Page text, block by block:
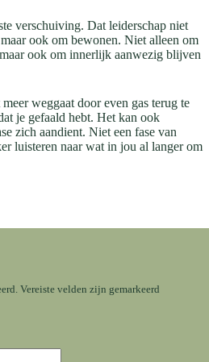
verschuiving. Dat leiderschap niet
ook om bewonen. Niet alleen om
ook om innerlijk aanwezig blijven
weggaat door even gas terug te
je gefaald hebt. Het kan ook
zich aandient. Niet een fase van
luisteren naar wat in jou al langer om
Vereiste velden zijn gemarkeerd